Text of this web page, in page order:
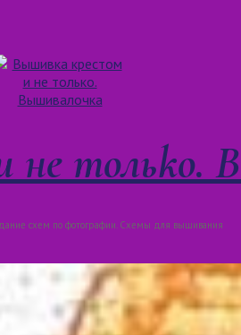
только.
схем по фотографии. Схемы для вышивания